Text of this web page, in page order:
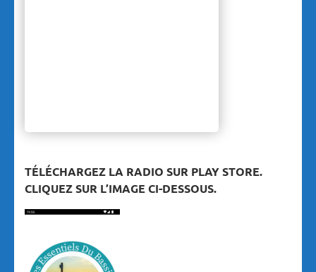
TÉLÉCHARGEZ LA RADIO SUR PLAY STORE.
CLIQUEZ SUR L’IMAGE CI-DESSOUS.